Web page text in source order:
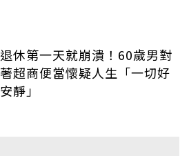
退休第一天就崩潰！60歲男對
著超商便當懷疑人生「一切好
安靜」